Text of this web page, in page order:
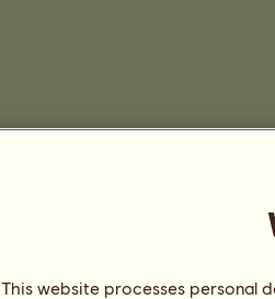
This website processes personal